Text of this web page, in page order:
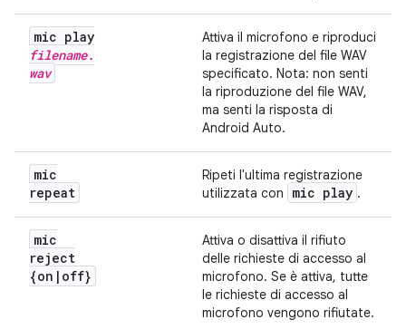
mic play
filename.
wav
Attiva il microfono e riproduci
la registrazione del file WAV
specificato. Nota: non senti
la riproduzione del file WAV,
ma senti la risposta di
Android Auto.
mic
repeat
Ripeti l'ultima registrazione
utilizzata con
mic play .
mic
reject
{on | off}
Attiva o disattiva il rifiuto
delle richieste di accesso al
microfono. Se è attiva, tutte
le richieste di accesso al
microfono vengono rifiutate.